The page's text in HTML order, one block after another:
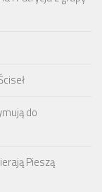
do
Pieszą